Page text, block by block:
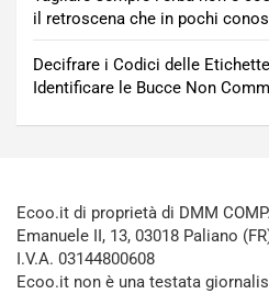
il retroscena che in pochi
Decifrare i Codici delle
Identificare le Bucce Non
Ecoo.it di proprietà di DMM
Emanuele II, 13, 03018 Paliano
I.V.A. 03144800608
Ecoo.it non è una testata